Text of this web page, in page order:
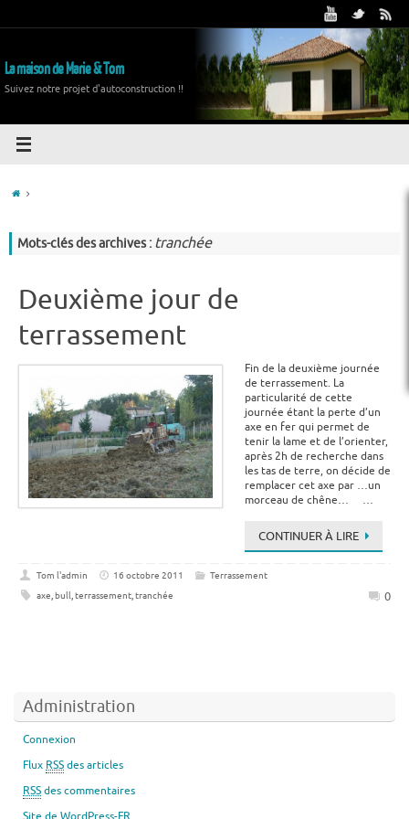
La maison de Marie & Tom
Suivez notre projet d'autoconstruction !!
Mots-clés des archives : tranchée
Deuxième jour de
terrassement
Fin de la deuxième journée
de terrassement. La
particularité de cette
journée étant la perte d’un
axe en fer qui permet de
tenir la lame et de l’orienter,
après 2h de recherche dans
les tas de terre, on décide de
remplacer cet axe par …un
morceau de chêne… …
CONTINUER À LIRE
Tom l'admin 16 octobre 2011
Terrassement
axe,bull,terrassement,tranchée 0
Administration
Connexion
Flux RSSdes articles
RSSdes commentaires